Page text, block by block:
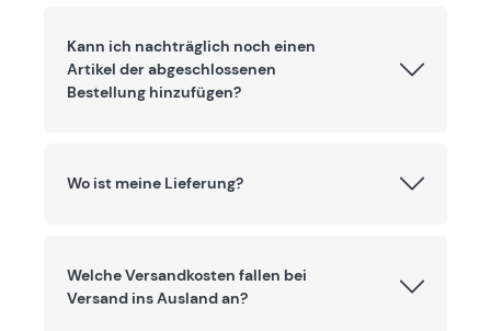
Kann ich nachträglich noch einen
Artikel der abgeschlossenen
Bestellung hinzufügen?
Wo ist meine Lieferung?
Welche Versandkosten fallen bei
Versand ins Ausland an?